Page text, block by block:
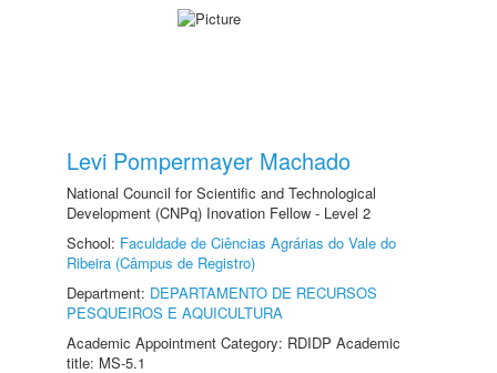
Levi Pompermayer Machado
National Council for Scientific and Technological
Development (CNPq) Inovation Fellow - Level 2
School: Faculdade de Ciências Agrárias do Vale do
Ribeira (Câmpus de Registro)
Department: DEPARTAMENTO DE RECURSOS
PESQUEIROS E AQUICULTURA
Academic Appointment Category: RDIDP Academic
title: MS-5.1